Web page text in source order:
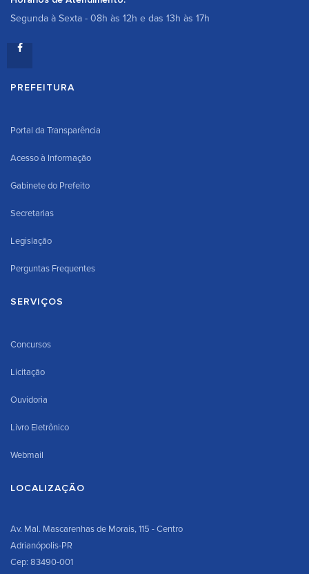
Segunda à Sexta - 08h às 12h e das 13h às 17h
PREFEITURA
Portal da Transparência
Acesso à Informação
Gabinete do Prefeito
Secretarias
Legislação
Perguntas Frequentes
SERVIÇOS
Concursos
Licitação
Ouvidoria
Livro Eletrônico
Webmail
LOCALIZAÇÃO
Av. Mal. Mascarenhas de Morais, 115 - Centro
Adrianópolis-PR
Cep: 83490-001